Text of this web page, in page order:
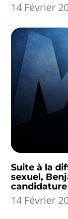
14 Février
Suite à la
sexuel,
candidature
14 Février